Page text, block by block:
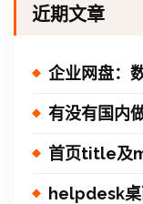
近期文章
企业网盘：
有没有国内
首页title及
helpdesk桌